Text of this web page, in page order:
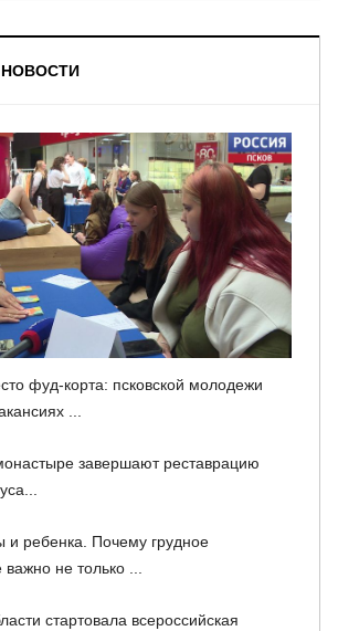
фуд-корта: псковской молодежи
...
завершают реставрацию
и ребенка. Почему грудное
важно не только ...
стартовала всероссийская